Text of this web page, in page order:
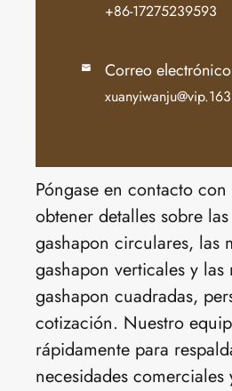
+86-17275239593
 Correo electrónico
Póngase en contacto
obtener detalles sobre
gashapon circulares, las
gashapon verticales y las
gashapon cuadradas,
cotización. Nuestro
rápidamente para
necesidades